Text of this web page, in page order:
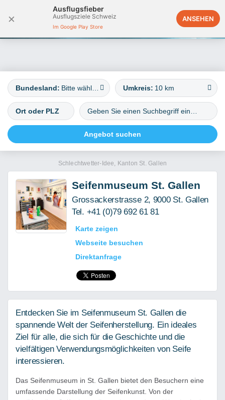
×
Ausflugsfieber
Ausflugsziele Schweiz
Im Google Play Store
ANSEHEN
Deutschland
Bundesland: Umkreis: 10 km
Schlechtwetter-Idee, Kanton St. Gallen
Seifenmuseum St. Gallen
Grossackerstrasse 2, 9000 St. Gallen
Tel. +41 (0)79 692 61 81
Karte zeigen
Webseite besuchen
Direktanfrage
Entdecken Sie im Seifenmuseum St. Gallen die
spannende Welt der Seifenherstellung. Ein ideales
Ziel für alle, die sich für die Geschichte und die
vielfältigen Verwendungsmöglichkeiten von Seife
interessieren.
Das Seifenmuseum in St. Gallen bietet den Besuchern eine
umfassende Darstellung der Seifenkunst. Von der